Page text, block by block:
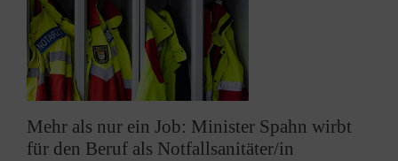
Mehr als nur ein Job: Minister Spahn wirbt
für den Beruf als Notfallsanitäter/in